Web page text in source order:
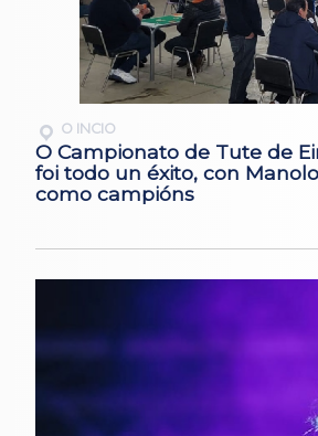
O INCIO
O Campionato de Tute de
foi todo un éxito, con
como campións